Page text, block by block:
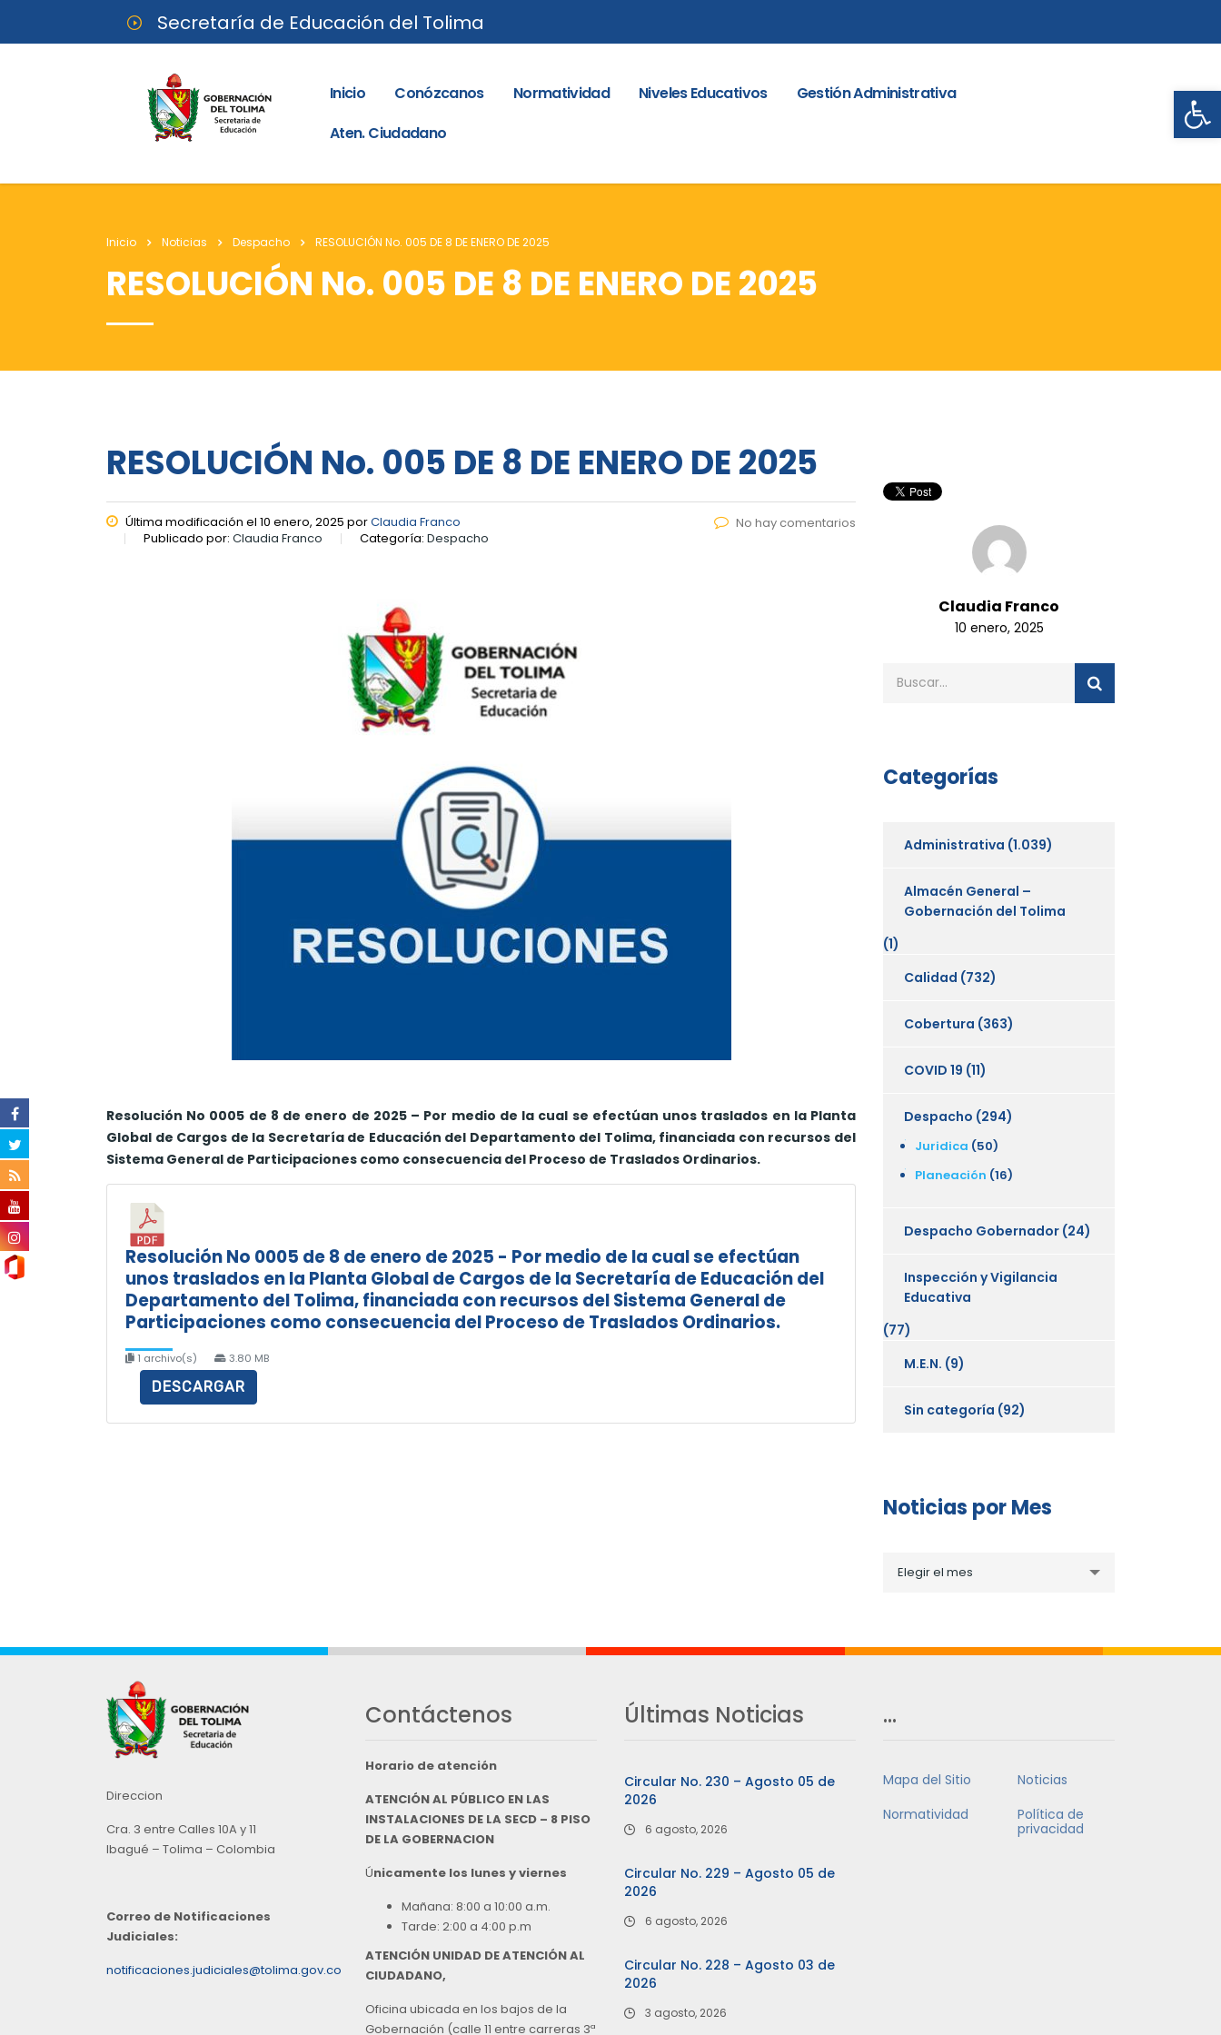
Secretaría de Educación del Tolima
Inicio Conózcanos Normatividad Niveles Educativos
Gestión Administrativa
Aten. Ciudadano
Inicio Noticias Despacho RESOLUCIÓN No. 005 DE 8 DE ENERO DE 2025
RESOLUCIÓN No. 005 DE 8 DE ENERO DE 2025
RESOLUCIÓN No. 005 DE 8 DE ENERO DE 2025
Última modificación el 10 enero, 2025 porClaudia Franco
Publicado por: Claudia Franco Categoría: Despacho
No hay comentarios
Resolución No 0005 de 8 de enero de 2025 – Por medio de la cual se efectúan unos traslados en la Planta
Global de Cargos de la Secretaría de Educación del Departamento del Tolima, financiada con recursos del
Sistema General de Participaciones como consecuencia del Proceso de Traslados Ordinarios.
Resolución No 0005 de 8 de enero de 2025 - Por medio de la cual se efectúan
unos traslados en la Planta Global de Cargos de la Secretaría de Educación del
Departamento del Tolima, financiada con recursos del Sistema General de
Participaciones como consecuencia del Proceso de Traslados Ordinarios.
1 archivo(s) 3.80 MB
DESCARGAR
Claudia Franco
10 enero, 2025
Categorías
Administrativa (1.039)
Almacén General –
Gobernación del Tolima
(1)
Calidad (732)
Cobertura (363)
COVID 19 (11)
Despacho (294)
Juridica (50)
Planeación (16)
Despacho Gobernador (24)
Inspección y Vigilancia
Educativa
(77)
M.E.N. (9)
Sin categoría (92)
Noticias por Mes
porElegir el mes
Direccion
Cra. 3 entre Calles 10A y 11
Ibagué – Tolima – Colombia
Correo de Notificaciones
Judiciales:
notificaciones.judiciales@tolima.gov.co
Contáctenos
Horario de atención
ATENCIÓN AL PÚBLICO EN LAS
INSTALACIONES DE LA SECD – 8 PISO
DE LA GOBERNACION
Únicamente los lunes y viernes
Mañana: 8:00 a 10:00 a.m.
Tarde: 2:00 a 4:00 p.m
ATENCIÓN UNIDAD DE ATENCIÓN AL
CIUDADANO,
Oficina ubicada en los bajos de la
Gobernación (calle 11 entre carreras 3ª
Últimas Noticias
Circular No. 230 – Agosto 05 de
2026
6 agosto, 2026
Circular No. 229 – Agosto 05 de
2026
6 agosto, 2026
Circular No. 228 – Agosto 03 de
2026
3 agosto, 2026
…
Mapa del Sitio
Noticias
Normatividad
Política de
privacidad